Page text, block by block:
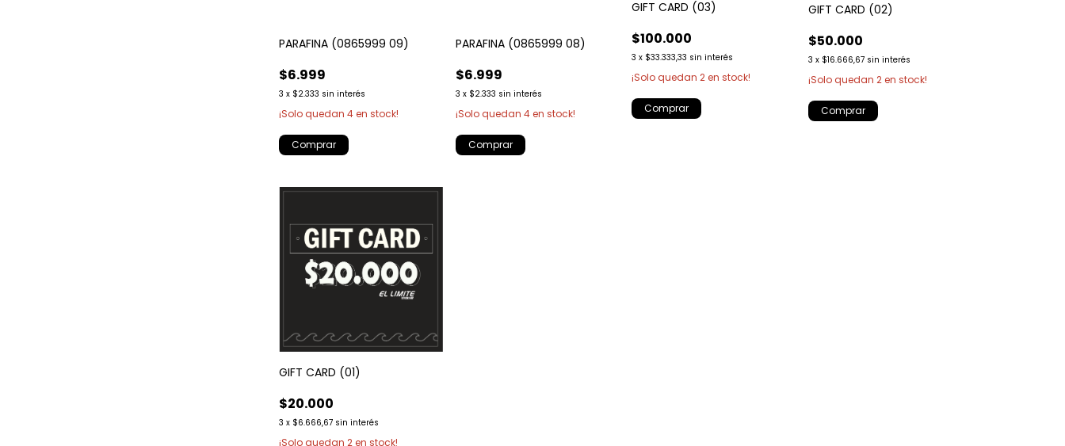
PARAFINA (0865999 09)
$6.999
3 x $2.333 sin interés
¡Solo quedan4en stock!
PARAFINA (0865999 08)
$6.999
3 x $2.333 sin interés
¡Solo quedan 4en stock!
GIFT CARD (03)
$100.000
3 x $33.333,33 sin interés
¡Solo quedan2en stock!
GIFT CARD (02)
$50.000
3 x $16.666,67 sin interés
¡Solo quedan 2en stock!
GIFT CARD (01)
$20.000
3 x $6.666,67 sin interés
¡Solo quedan2en stock!